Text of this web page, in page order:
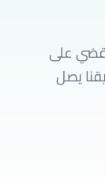
نقضي على
يصل